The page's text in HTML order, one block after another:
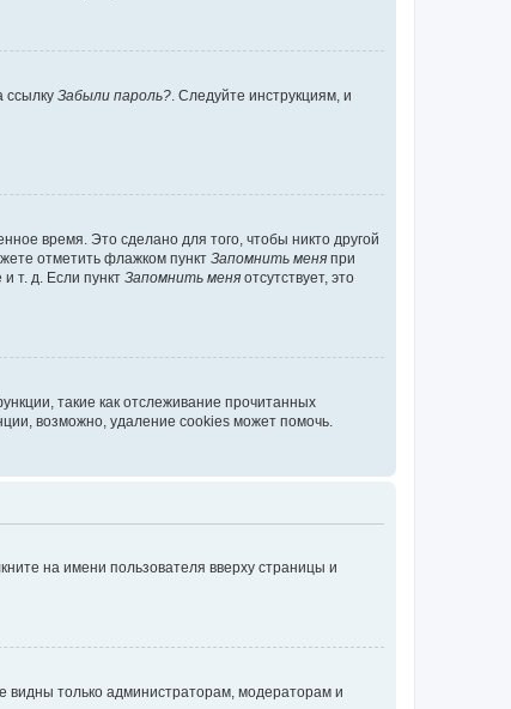
ссылку Забыли пароль?. Следуйте инструкциям, и
время. Это сделано для того, чтобы никто другой
отметить флажком пункт Запомнить меня при
т. д. Если пункт Запомнить меня отсутствует, это
такие как отслеживание прочитанных
возможно, удаление cookies может помочь.
на имени пользователя вверху страницы и
видны только администраторам, модераторам и